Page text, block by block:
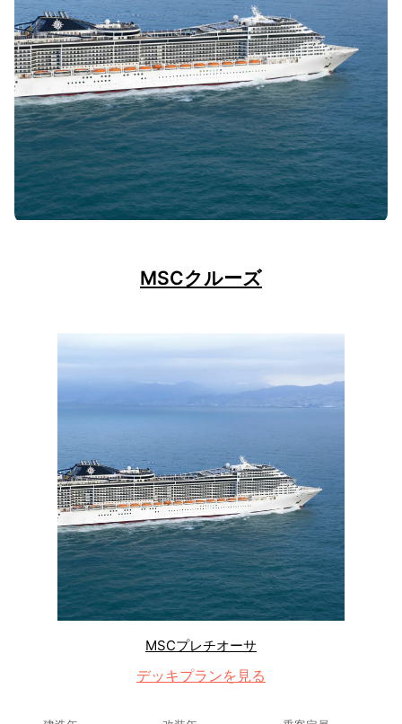
MSCクルーズ
MSCプレチオーサ
デッキプランを見る